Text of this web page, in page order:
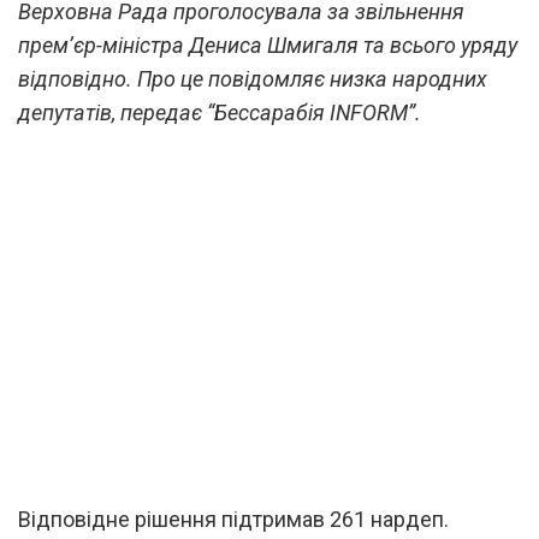
Верховна Рада проголосувала за звільнення
прем’єр-міністра Дениса Шмигаля та всього уряду
відповідно. Про це повідомляє низка народних
депутатів, передає “Бессарабія INFORM”.
Відповідне рішення підтримав 261 нардеп.